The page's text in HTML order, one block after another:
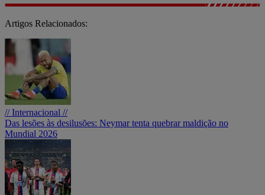
Artigos Relacionados:
// Internacional //
Das lesões às desilusões: Neymar tenta quebrar maldição no
Mundial 2026